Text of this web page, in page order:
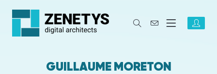
GUILLAUME MORETON